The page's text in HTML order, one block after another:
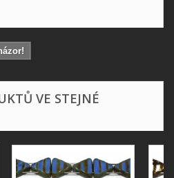
VE STEJNÉ